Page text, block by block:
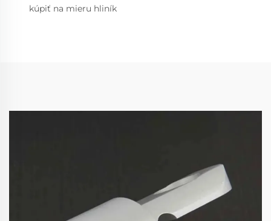
kúpiť na mieru hliník